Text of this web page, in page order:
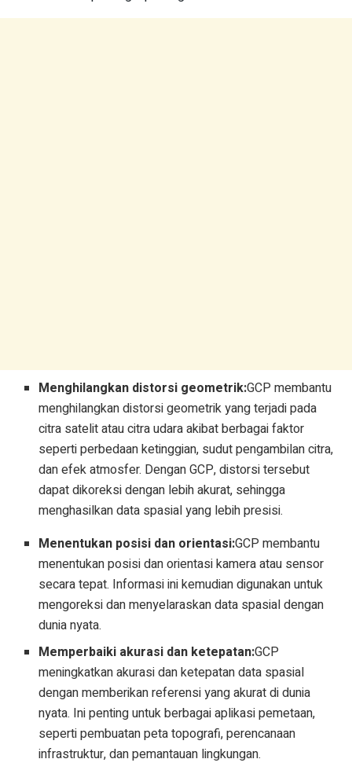
Menghilangkan distorsi geometrik:GCP membantu
menghilangkan distorsi geometrik yang terjadi pada
citra satelit atau citra udara akibat berbagai faktor
seperti perbedaan ketinggian, sudut pengambilan citra,
dan efek atmosfer. Dengan GCP, distorsi tersebut
dapat dikoreksi dengan lebih akurat, sehingga
menghasilkan data spasial yang lebih presisi.
Menentukan posisi dan orientasi:GCP membantu
menentukan posisi dan orientasi kamera atau sensor
secara tepat. Informasi ini kemudian digunakan untuk
mengoreksi dan menyelaraskan data spasial dengan
dunia nyata.
Memperbaiki akurasi dan ketepatan:GCP
meningkatkan akurasi dan ketepatan data spasial
dengan memberikan referensi yang akurat di dunia
nyata. Ini penting untuk berbagai aplikasi pemetaan,
seperti pembuatan peta topografi, perencanaan
infrastruktur, dan pemantauan lingkungan.